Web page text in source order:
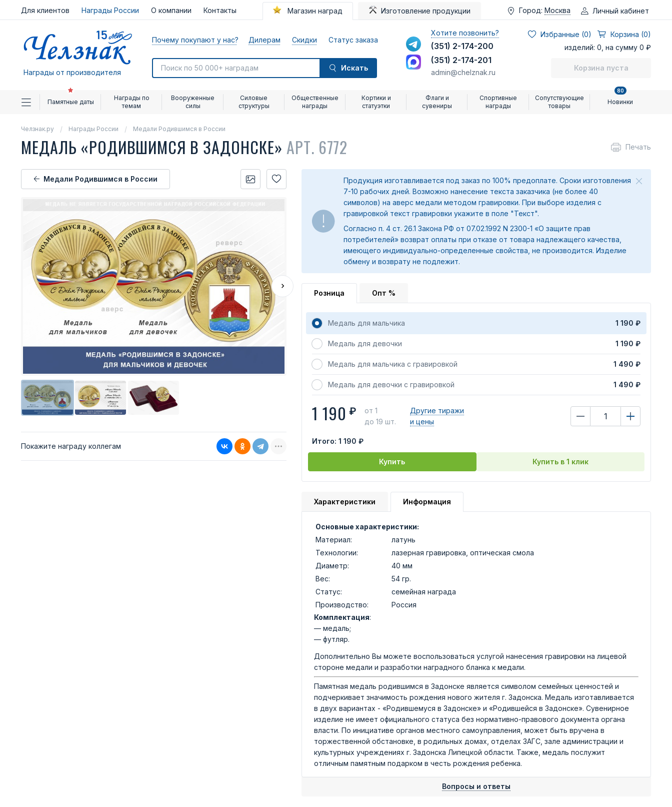
Для клиентов Награды России О компании Контакты Магазин наград Изготовление продукции Город: Москва Личный кабинет
Награды от производителя
Почему покупают у нас? Дилерам Скидки Статус заказа
Искать
Хотите позвонить?
(351) 2-174-200
(351) 2-174-201
admin@chelznak.ru
Избранные (0)
Корзина (0)
изделий: 0, на сумму 0 ₽
Корзина пуста
Памятные даты
Награды по
темам
Вооруженные
силы
Силовые
структуры
Общественные
награды
Кортики и
статуэтки
Флаги и
сувениры
Спортивные
награды
Сопутствующие
товары
Новинки
80
Челзнак.ру Награды России Медали Родившимся в России
МЕДАЛЬ «РОДИВШИМСЯ В ЗАДОНСКЕ» АРТ. 6772 Печать
Медали Родившимся в России
Покажите награду коллегам
Продукция изготавливается под заказ по 100% предоплате. Сроки изготовления
7-10 рабочих дней. Возможно нанесение текста заказчика (не более 40
символов) на аверс медали методом гравировки. При выборе изделия с
гравировкой текст гравировки укажите в поле "Текст".
Согласно п. 4 ст. 26.1 Закона РФ от 07.02.1992 N 2300-1 «О защите прав
потребителей» возврат оплаты при отказе от товара надлежащего качества,
имеющего индивидуально-определенные свойства, не производится. Изделие
обмену и возврату не подлежит.
Розница Опт %
Медаль для мальчика 1 190 ₽
Медаль для девочки 1 190 ₽
Медаль для мальчика с гравировкой 1 490 ₽
Медаль для девочки с гравировкой 1 490 ₽
1 190 ₽
от 1
до 19 шт.
Другие тиражи
и цены
Итого: 1 190 ₽
Купить Купить в 1 клик
Характеристики Информация
Основные характеристики:
Материал:
латунь
Технологии:
лазерная гравировка, оптическая смола
Диаметр:
40 мм
Вес:
54 гр.
Статус:
семейная награда
Производство:
Россия
Комплектация:
— медаль;
— футляр.
Дополнительно Вы можете воспользоваться услугой нанесения гравировки на лицевой
стороне медали и разработки наградного бланка к медали.
Памятная медаль родившимся в Задонске является символом семейных ценностей и
подчеркивает значимость рождения нового жителя г. Задонска. Медаль изготавливается
в двух вариантах - «Родившемуся в Задонске» и «Родившейся в Задонске». Сувенирное
изделие не имеет официального статуса без нормативно-правового документа органа
власти. По инициативе органов местного самоуправления, может быть вручена в
торжественной обстановке, в родильных домах, отделах ЗАГС, зале администрации и
культурных учреждениях г. Задонска Липецкой области. Также, медаль послужит
отличным памятным подарком в честь рождения ребенка.
Вопросы и ответы